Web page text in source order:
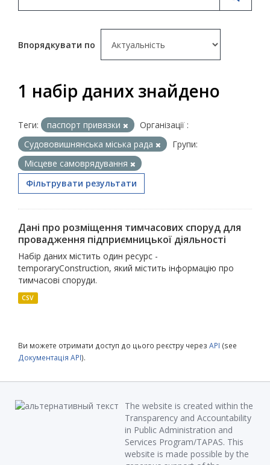
Впорядкувати по
1 набір даних знайдено
Теги: паспорт привязки
Організації :
Судововишнянська міська рада
Групи:
Місцеве самоврядування
Фільтрувати результати
Дані про розміщення тимчасових споруд для
провадження підприємницької діяльності
Набір даних містить один ресурс -
temporaryConstruction, який містить інформацію про
тимчасові споруди.
CSV
Ви можете отримати доступ до цього реєстру через API (see
Документація API).
The website is created within the
Transparency and Accountability
in Public Administration and
Services Program/TAPAS. This
website is made possible by the